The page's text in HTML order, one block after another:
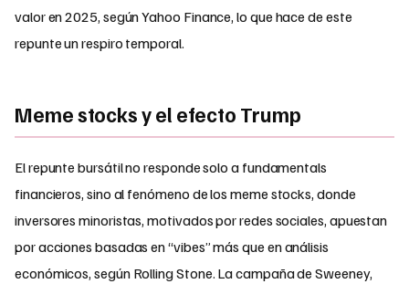
valor en 2025, según Yahoo Finance, lo que hace de este
repunte un respiro temporal.
Meme stocks y el efecto Trump
El repunte bursátil no responde solo a fundamentals
financieros, sino al fenómeno de los meme stocks, donde
inversores minoristas, motivados por redes sociales, apuestan
por acciones basadas en “vibes” más que en análisis
económicos, según Rolling Stone. La campaña de Sweeney,